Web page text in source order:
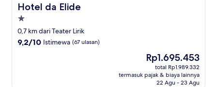
Hotel da Elide
Hotel da Elide
Properti
bintang
1.0
0,7 km dari Teater Lirik
9.2
9,2/10 Istimewa (67 ulasan)
Harga
sekarang
Rp1.695.453
Rp1.695.453
total Rp1.989.332
termasuk pajak & biaya lainnya
22 Agu - 23 Agu